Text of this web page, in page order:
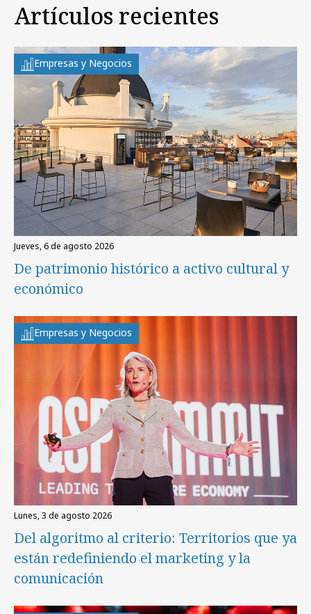
Artículos recientes
Empresas y Negocios
jueves, 6 de agosto 2026
De patrimonio histórico a activo cultural y
económico
Empresas y Negocios
lunes, 3 de agosto 2026
Del algoritmo al criterio: Territorios que ya
están redefiniendo el marketing y la
comunicación